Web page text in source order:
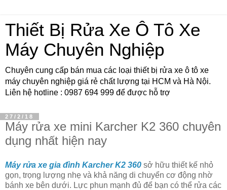
Thiết Bị Rửa Xe Ô Tô Xe
Máy Chuyên Nghiệp
Chuyên cung cấp bán mua các loại thiết bị rửa xe ô tô xe
máy chuyên nghiệp giá rẻ chất lượng tại HCM và Hà Nội.
Liên hệ hotline : 0987 694 999 để được hỗ trợ
27/2/18
Máy rửa xe mini Karcher K2 360 chuyên
dụng nhất hiện nay
Máy rửa xe gia đình Karcher K2 360 sở hữu thiết kế nhỏ
gọn, trọng lượng nhẹ và khả năng di chuyển cơ động nhờ
bánh xe bên dưới. Lực phun mạnh đủ để bạn có thể rửa các